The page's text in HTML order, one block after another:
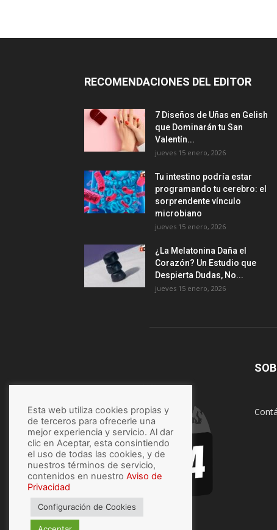
RECOMENDACIONES DEL EDITOR
7 Diseños de Uñas en Gelish
que Dominarán tu San
Valentín...
jueves 15 enero, 2026
Tu intestino podría estar
programando tu cerebro: el
sorprendente vínculo
microbiano
jueves 15 enero, 2026
¿La Melatonina Daña el
Corazón? Un Estudio que
Despierta Dudas, No...
jueves 15 enero, 2026
Esta web utiliza cookies propias y
de terceros para ofrecerle una
mejor experiencia y servicio. Al dar
clic en Aceptar, esta consintiendo
el uso de todas las cookies, y de
nuestros términos de servicio,
contenidos en nuestro Aviso de
Privacidad
Configuración de Cookies